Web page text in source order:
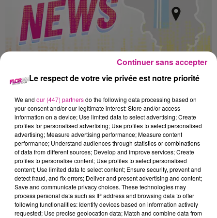
68NEWS DU 04 JUIN
Les bons plans dans le Haut-Rhin
Le respect de votre vie privée est notre priorité
We and our (447) partnersdo the following data processing based on
your consent and/or our legitimate interest: Store and/or access
information on a device; Use limited data to select advertising; Create
profiles for personalised advertising; Use profiles to select personalised
advertising; Measure advertising performance; Measure content
performance; Understand audiences through statistics or combinations
of data from different sources; Develop and improve services; Create
profiles to personalise content; Use profiles to select personalised
content; Use limited data to select content; Ensure security, prevent and
detect fraud, and fix errors; Deliver and present advertising and content;
Save and communicate privacy choices. These technologies may
process personal data such as IP address and browsing data to offer
following functionalities: Identify devices based on information actively
requested; Use precise geolocation data; Match and combine data from
Continuer sans accepter